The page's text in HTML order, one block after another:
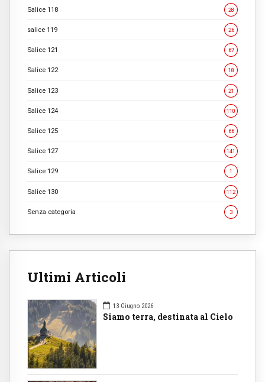
Salice 118 28
salice 119 26
Salice 121 67
Salice 122 18
Salice 123 21
Salice 124 110
Salice 125 66
Salice 127 141
Salice 129 1
Salice 130 112
Senza categoria 3
Ultimi Articoli
13 Giugno 2026
Siamo terra, destinata al Cielo